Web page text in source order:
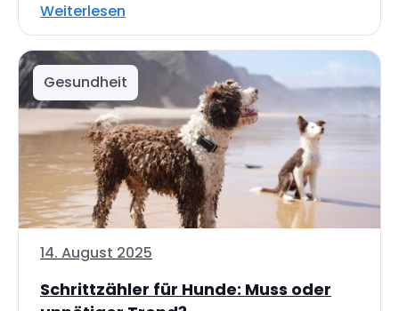
Weiterlesen
Gesundheit
14. August 2025
Schrittzähler für Hunde: Muss oder